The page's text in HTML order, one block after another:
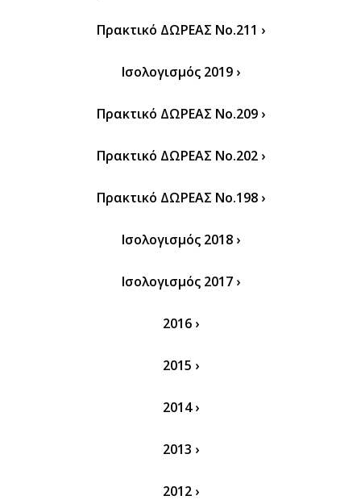
Πρακτικό ΔΩΡΕΑΣ Νο.211 ›
Ισολογισμός 2019 ›
Πρακτικό ΔΩΡΕΑΣ Νο.209 ›
Πρακτικό ΔΩΡΕΑΣ Νο.202 ›
Πρακτικό ΔΩΡΕΑΣ Νο.198 ›
Ισολογισμός 2018 ›
Ισολογισμός 2017 ›
2016 ›
2015 ›
2014 ›
2013 ›
2012 ›